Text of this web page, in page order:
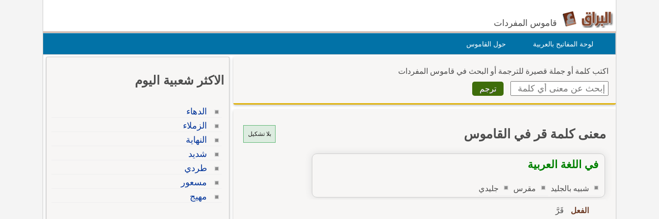
قاموس المفردات
لوحة المفاتيح بالعربية حول القاموس
اكتب كلمة أو جملة قصيرة للترجمة أو البحث في قاموس المفردات
بلا تشكيل معنى كلمة قر في القاموس
في اللغة العربية
شبيه بالجليد مقرس جليدي
الفعل قَرَّ
الاكثر شعبية اليوم
الدهاء
الزملاء
النهاية
شديد
طردي
مسعور
مهيج